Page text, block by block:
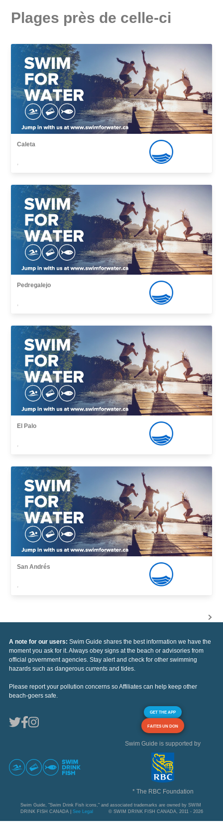
Plages près de celle-ci
Caleta
,
Pedregalejo
,
El Palo
,
San Andrés
,
A note for our users: Swim Guide shares the best information we have the
moment you ask for it. Always obey signs at the beach or advisories from
official government agencies. Stay alert and check for other swimming
hazards such as dangerous currents and tides.
Please report your pollution concerns so Affiliates can help keep other
beach-goers safe.
GET THE APP
FAITES UN DON
Swim Guide is supported by
* The RBC Foundation
Swim Guide, "Swim Drink Fish icons," and associated trademarks are owned by SWIM
DRINK FISH CANADA | See Legal © SWIM DRINK FISH CANADA, 2011 - 2026